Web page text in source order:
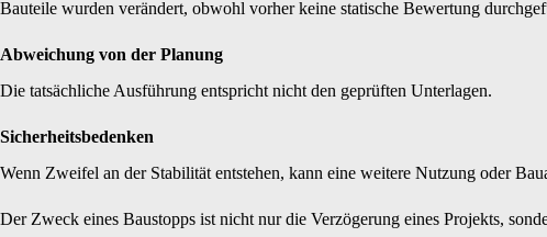
Bauteile wurden verändert, obwohl vorher keine statische Bewertung
Abweichung von der Planung
Die tatsächliche Ausführung entspricht nicht den geprüften Unterlagen.
Sicherheitsbedenken
Wenn Zweifel an der Stabilität entstehen, kann eine weitere Nutzung oder
Der Zweck eines Baustopps ist nicht nur die Verzögerung eines Projekts,